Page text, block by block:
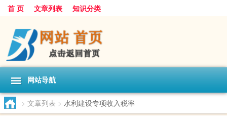
首 页 文章列表 知识分类
网站导航
> 文章列表 > 水利建设专项收入税率